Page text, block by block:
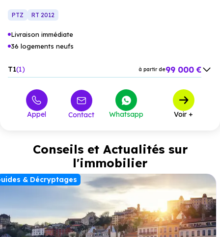
PTZ RT 2012
Livraison immédiate
36 logements neufs
T1 1 à partir de99 000 €
22 à partir de 159 000 €
à partir de 329 000 €
Appel Contact Whatsapp Voir +
Conseils et Actualités sur
l'immobilier
& Décryptages